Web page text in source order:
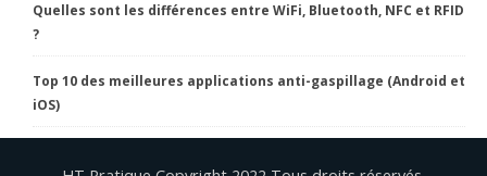
Quelles sont les différences entre WiFi, Bluetooth, NFC et RFID
?
Top 10 des meilleures applications anti-gaspillage (Android et
iOS)